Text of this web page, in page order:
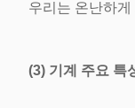
우리는 온난하
(3) 기계 주요 특